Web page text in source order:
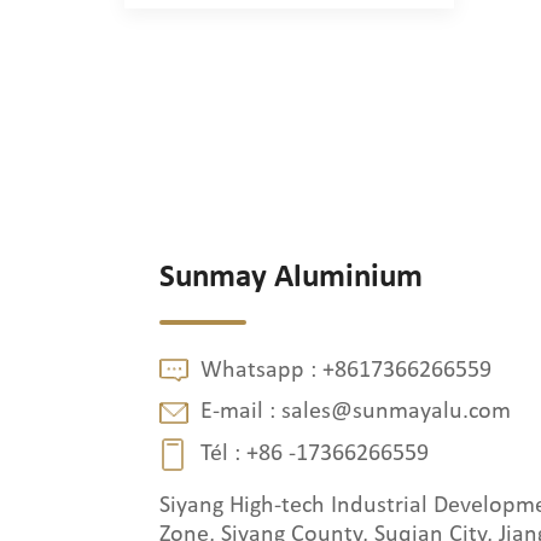
Sunmay Aluminium
Whatsapp : +8617366266559
E-mail : sales@sunmayalu.com
Tél : +86 -17366266559
Siyang High-tech Industrial
Zone, Siyang County, Suqian City,